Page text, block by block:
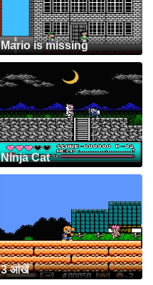
Mario is missing
Ninja Cat
3 आंखें